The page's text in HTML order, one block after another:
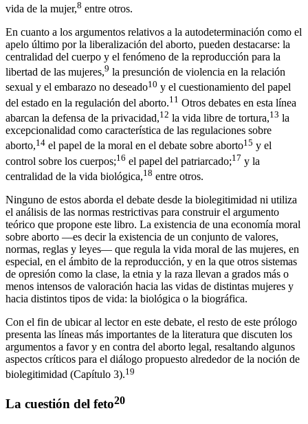
vida de la mujer,8 entre otros.
En cuanto a los argumentos relativos a la autodeterminación como el
apelo último por la liberalización del aborto, pueden destacarse: la
centralidad del cuerpo y el fenómeno de la reproducción para la
libertad de las mujeres,9 la presunción de violencia en la relación
sexual y el embarazo no deseado10 y el cuestionamiento del papel
del estado en la regulación del aborto.11 Otros debates en esta línea
abarcan la defensa de la privacidad,12 la vida libre de tortura,13 la
excepcionalidad como característica de las regulaciones sobre
aborto,14 el papel de la moral en el debate sobre aborto15 y el
control sobre los cuerpos;16 el papel del patriarcado;17 y la
centralidad de la vida biológica,18 entre otros.
Ninguno de estos aborda el debate desde la biolegitimidad ni utiliza
el análisis de las normas restrictivas para construir el argumento
teórico que propone este libro. La existencia de una economía moral
sobre aborto —es decir la existencia de un conjunto de valores,
normas, reglas y leyes— que regula la vida moral de las mujeres, en
especial, en el ámbito de la reproducción, y en la que otros sistemas
de opresión como la clase, la etnia y la raza llevan a grados más o
menos intensos de valoración hacia las vidas de distintas mujeres y
hacia distintos tipos de vida: la biológica o la biográfica.
Con el fin de ubicar al lector en este debate, el resto de este prólogo
presenta las líneas más importantes de la literatura que discuten los
argumentos a favor y en contra del aborto legal, resaltando algunos
aspectos críticos para el diálogo propuesto alrededor de la noción de
biolegitimidad (Capítulo 3).19
La cuestión del feto20